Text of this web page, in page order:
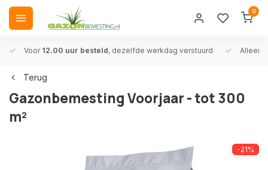
0
Voor 12.00 uur besteld, dezelfde werkdag verstuurd Alleen
Terug
Gazonbemesting Voorjaar - tot 300
m²
-21%